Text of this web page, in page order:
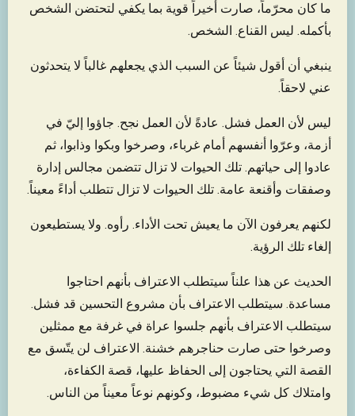
ما كان محرّماً، صارت أخيراً قوية بما يكفي لتحتضن الشخص
بأكمله. ليس القناع. الشخص.
ينبغي أن أقول شيئاً عن السبب الذي يجعلهم غالباً لا يتحدثون
عني لاحقاً.
ليس لأن العمل فشل. عادةً لأن العمل نجح. جاؤوا إليّ في
أزمة، وعرّوا أنفسهم أمام غرباء، وصرخوا وبكوا وذابوا، ثم
عادوا إلى حياتهم. تلك الحيوات لا تزال تتضمن مجالس إدارة
وصفقات وأقنعة عامة. تلك الحيوات لا تزال تتطلب أداءً معيناً.
لكنهم يعرفون الآن ما يعيش تحت الأداء. رأوه. ولا يستطيعون
إلغاء تلك الرؤية.
الحديث عن هذا علناً سيتطلب الاعتراف بأنهم احتاجوا
مساعدة. سيتطلب الاعتراف بأن مشروع التحسين قد فشل.
سيتطلب الاعتراف بأنهم جلسوا عراة في غرفة مع ممثلين
وصرخوا حتى صارت حناجرهم خشنة. الاعتراف لن يتّسق مع
القصة التي يحتاجون إلى الحفاظ عليها، قصة الكفاءة،
وامتلاك كل شيء مضبوط، وكونهم نوعاً معيناً من الناس.